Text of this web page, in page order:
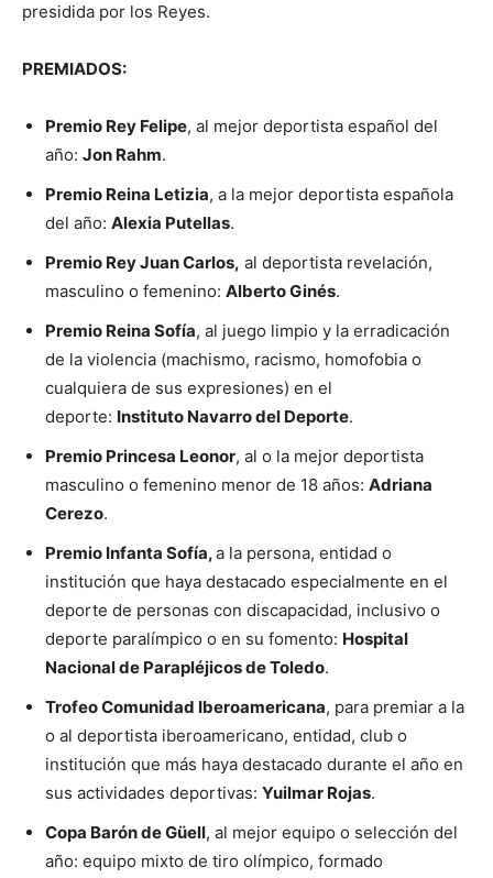
presidida por los Reyes.
PREMIADOS:
Premio Rey Felipe, al mejor deportista español del
año: Jon Rahm.
Premio Reina Letizia, a la mejor deportista española
del año: Alexia Putellas.
Premio Rey Juan Carlos, al deportista revelación,
masculino o femenino: Alberto Ginés.
Premio Reina Sofía, al juego limpio y la erradicación
de la violencia (machismo, racismo, homofobia o
cualquiera de sus expresiones) en el
deporte: Instituto Navarro del Deporte.
Premio Princesa Leonor, al o la mejor deportista
masculino o femenino menor de 18 años: Adriana
Cerezo.
Premio Infanta Sofía,a la persona, entidad o
institución que haya destacado especialmente en el
deporte de personas con discapacidad, inclusivo o
deporte paralímpico o en su fomento: Hospital
Nacional de Parapléjicos de Toledo.
Trofeo Comunidad Iberoamericana, para premiar a la
o al deportista iberoamericano, entidad, club o
institución que más haya destacado durante el año en
sus actividades deportivas: Yuilmar Rojas.
Copa Barón de Güell, al mejor equipo o selección del
año: equipo mixto de tiro olímpico, formado